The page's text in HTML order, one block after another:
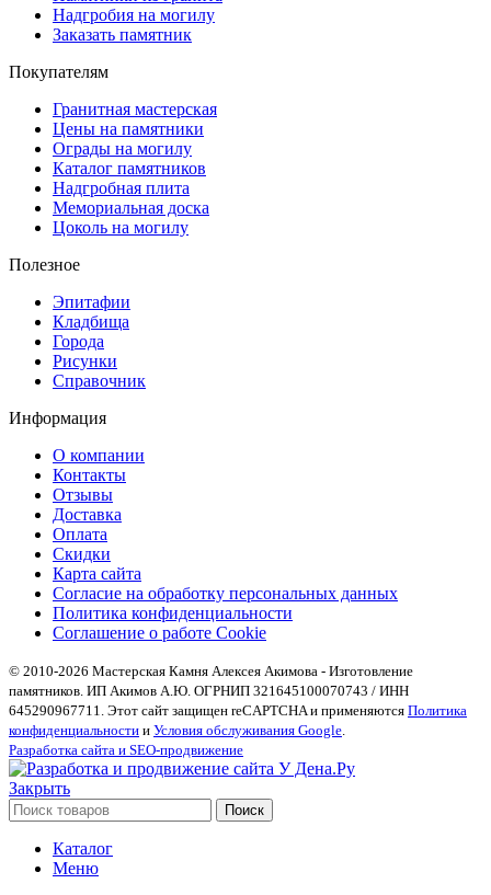
Надгробия на могилу
Заказать памятник
Покупателям
Гранитная мастерская
Цены на памятники
Ограды на могилу
Каталог памятников
Надгробная плита
Мемориальная доска
Цоколь на могилу
Полезное
Эпитафии
Кладбища
Города
Рисунки
Справочник
Информация
О компании
Контакты
Отзывы
Доставка
Оплата
Скидки
Карта сайта
Согласие на обработку персональных данных
Политика конфиденциальности
Соглашение о работе Cookie
© 2010-2026 Мастерская Камня Алексея Акимова - Изготовление
памятников. ИП Акимов А.Ю. ОГРНИП 321645100070743 / ИНН
645290967711. Этот сайт защищен reCAPTCHA и применяются Политика
конфиденциальности и Условия обслуживания Google.
Разработка сайта и SEO-продвижение
Закрыть
Поиск
Каталог
Меню